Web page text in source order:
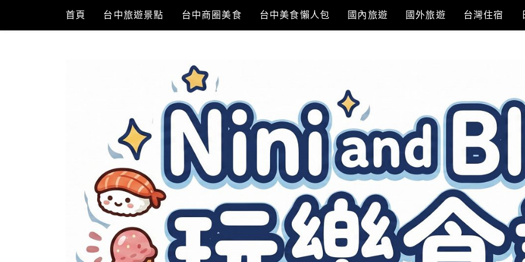
content
首頁 台中旅遊景點 台中商圈美食 台中美食懶人包 國內旅遊 國外旅遊 台灣住宿